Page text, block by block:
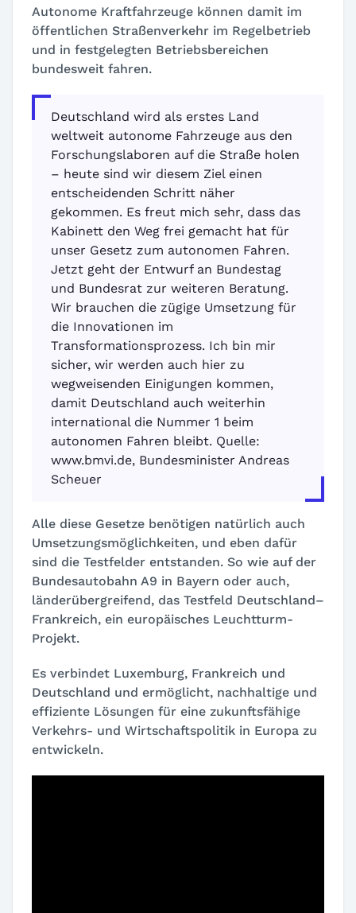
Autonome Kraftfahrzeuge können damit im
öffentlichen Straßenverkehr im Regelbetrieb
und in festgelegten Betriebsbereichen
bundesweit fahren.
Deutschland wird als erstes Land
weltweit autonome Fahrzeuge aus den
Forschungslaboren auf die Straße holen
– heute sind wir diesem Ziel einen
entscheidenden Schritt näher
gekommen. Es freut mich sehr, dass das
Kabinett den Weg frei gemacht hat für
unser Gesetz zum autonomen Fahren.
Jetzt geht der Entwurf an Bundestag
und Bundesrat zur weiteren Beratung.
Wir brauchen die zügige Umsetzung für
die Innovationen im
Transformationsprozess. Ich bin mir
sicher, wir werden auch hier zu
wegweisenden Einigungen kommen,
damit Deutschland auch weiterhin
international die Nummer 1 beim
autonomen Fahren bleibt. Quelle:
www.bmvi.de, Bundesminister Andreas
Scheuer
Alle diese Gesetze benötigen natürlich auch
Umsetzungsmöglichkeiten, und eben dafür
sind die Testfelder entstanden. So wie auf der
Bundesautobahn A9 in Bayern oder auch,
länderübergreifend, das Testfeld Deutschland–
Frankreich, ein europäisches Leuchtturm-
Projekt.
Es verbindet Luxemburg, Frankreich und
Deutschland und ermöglicht, nachhaltige und
effiziente Lösungen für eine zukunftsfähige
Verkehrs- und Wirtschaftspolitik in Europa zu
entwickeln.